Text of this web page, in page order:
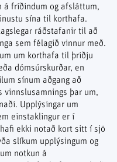
á fríðindum og afsláttum,
sína til korthafa.
ráðstafanir til að
sem félagið vinnur með.
um korthafa til þriðju
dómsúrskurðar, en
sínum aðgang að
vinnslusamnings þar um,
Upplýsingar um
einstaklingur er í
ekki notað kort sitt í sjö
slíkum upplýsingum og
notkun á